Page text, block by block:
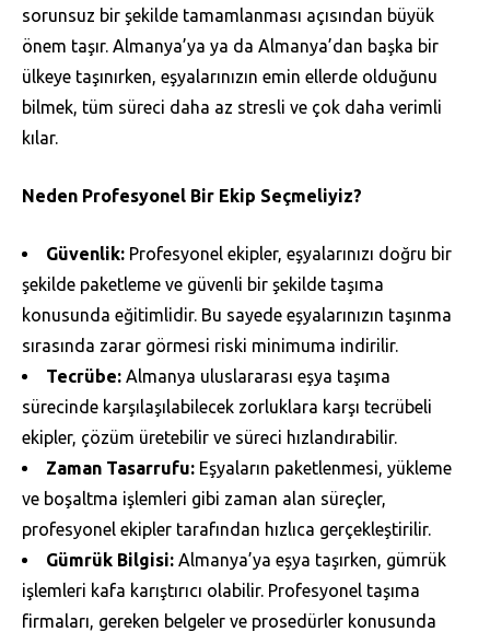
sorunsuz bir şekilde tamamlanması açısından büyük
önem taşır. Almanya’ya ya da Almanya’dan başka bir
ülkeye taşınırken, eşyalarınızın emin ellerde olduğunu
bilmek, tüm süreci daha az stresli ve çok daha verimli
kılar.
Neden Profesyonel Bir Ekip Seçmeliyiz?
Güvenlik: Profesyonel ekipler, eşyalarınızı doğru bir
şekilde paketleme ve güvenli bir şekilde taşıma
konusunda eğitimlidir. Bu sayede eşyalarınızın taşınma
sırasında zarar görmesi riski minimuma indirilir.
Tecrübe: Almanya uluslararası eşya taşıma
sürecinde karşılaşılabilecek zorluklara karşı tecrübeli
ekipler, çözüm üretebilir ve süreci hızlandırabilir.
Zaman Tasarrufu: Eşyaların paketlenmesi, yükleme
ve boşaltma işlemleri gibi zaman alan süreçler,
profesyonel ekipler tarafından hızlıca gerçekleştirilir.
Gümrük Bilgisi: Almanya’ya eşya taşırken, gümrük
işlemleri kafa karıştırıcı olabilir. Profesyonel taşıma
firmaları, gereken belgeler ve prosedürler konusunda